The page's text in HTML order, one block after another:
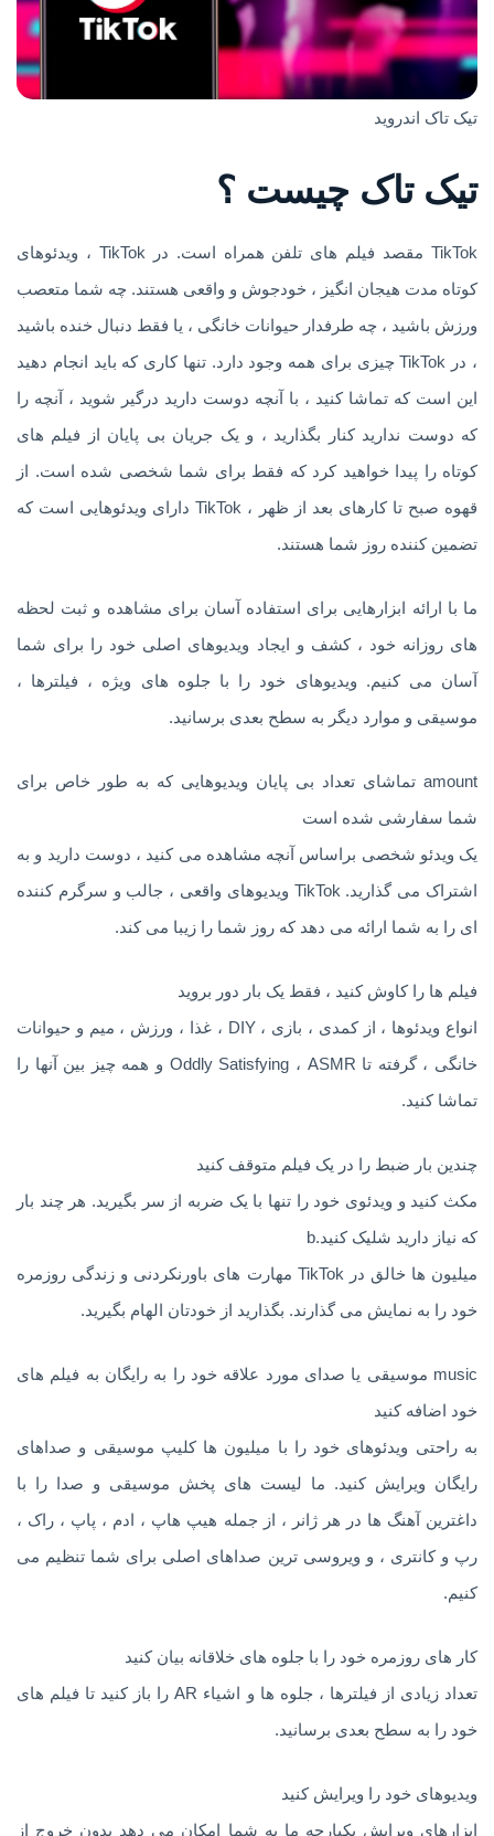
تیک تاک اندروید
تیک تاک چیست ؟
TikTok مقصد فیلم های تلفن همراه است. در TikTok ، ویدئوهای
کوتاه مدت هیجان انگیز ، خودجوش و واقعی هستند. چه شما متعصب
ورزش باشید ، چه طرفدار حیوانات خانگی ، یا فقط دنبال خنده باشید
، در TikTok چیزی برای همه وجود دارد. تنها کاری که باید انجام دهید
این است که تماشا کنید ، با آنچه دوست دارید درگیر شوید ، آنچه را
که دوست ندارید کنار بگذارید ، و یک جریان بی پایان از فیلم های
کوتاه را پیدا خواهید کرد که فقط برای شما شخصی شده است. از
قهوه صبح تا کارهای بعد از ظهر ، TikTok دارای ویدئوهایی است که
تضمین کننده روز شما هستند.
ما با ارائه ابزارهایی برای استفاده آسان برای مشاهده و ثبت لحظه
های روزانه خود ، کشف و ایجاد ویدیوهای اصلی خود را برای شما
آسان می کنیم. ویدیوهای خود را با جلوه های ویژه ، فیلترها ،
موسیقی و موارد دیگر به سطح بعدی برسانید.
amount تماشای تعداد بی پایان ویدیوهایی که به طور خاص برای
شما سفارشی شده است
یک ویدئو شخصی براساس آنچه مشاهده می کنید ، دوست دارید و به
اشتراک می گذارید. TikTok ویدیوهای واقعی ، جالب و سرگرم کننده
ای را به شما ارائه می دهد که روز شما را زیبا می کند.
فیلم ها را کاوش کنید ، فقط یک بار دور بروید
انواع ویدئوها ، از کمدی ، بازی ، DIY ، غذا ، ورزش ، میم و حیوانات
خانگی ، گرفته تا Oddly Satisfying ، ASMR و همه چیز بین آنها را
تماشا کنید.
چندین بار ضبط را در یک فیلم متوقف کنید
مکث کنید و ویدئوی خود را تنها با یک ضربه از سر بگیرید. هر چند بار
که نیاز دارید شلیک کنید.b
میلیون ها خالق در TikTok مهارت های باورنکردنی و زندگی روزمره
خود را به نمایش می گذارند. بگذارید از خودتان الهام بگیرید.
music موسیقی یا صدای مورد علاقه خود را به رایگان به فیلم های
خود اضافه کنید
به راحتی ویدئوهای خود را با میلیون ها کلیپ موسیقی و صداهای
رایگان ویرایش کنید. ما لیست های پخش موسیقی و صدا را با
داغترین آهنگ ها در هر ژانر ، از جمله هیپ هاپ ، ادم ، پاپ ، راک ،
رپ و کانتری ، و ویروسی ترین صداهای اصلی برای شما تنظیم می
کنیم.
کار های روزمره خود را با جلوه های خلاقانه بیان کنید
تعداد زیادی از فیلترها ، جلوه ها و اشیاء AR را باز کنید تا فیلم های
خود را به سطح بعدی برسانید.
ویدیوهای خود را ویرایش کنید
ابزارهای ویرایش یکپارچه ما به شما امکان می دهد بدون خروج از